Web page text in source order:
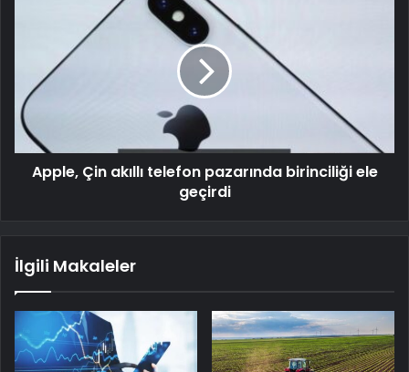
Apple, Çin akıllı telefon pazarında birinciliği ele
geçirdi
İlgili Makaleler